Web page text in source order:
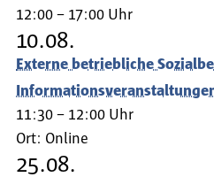
12:00 – 17:00 Uhr
10.08.
Externe betriebliche
11:30 – 12:00 Uhr
Ort: Online
25.08.